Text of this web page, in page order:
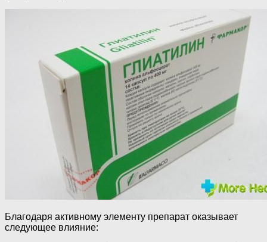
Благодаря активному элементу препарат оказывает
следующее влияние: